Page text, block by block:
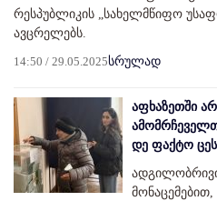
რესპუბლიკის „სახელმწიფო
ავცრელებს.
14:50 / 29.05.2025სრულად
აფხაზეთში
დე ფაქტო